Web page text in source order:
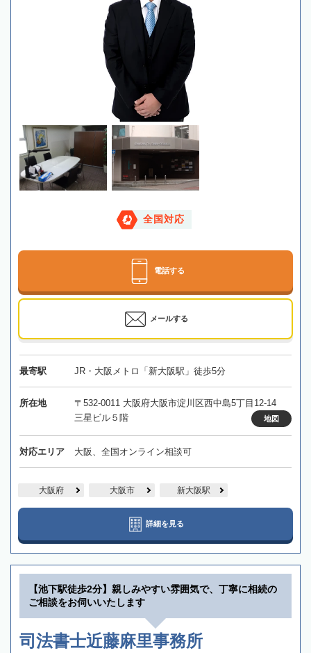
全国対応
電話する
メールする
最寄駅 JR・大阪メトロ「新大阪駅」徒歩5分
所在地
〒532-0011 大阪府大阪市淀川区西中島5丁目12-14
三星ビル５階
地図
対応エリア 大阪、全国オンライン相談可
大阪府 大阪市 新大阪駅
詳細を見る
【池下駅徒歩2分】親しみやすい雰囲気で、丁寧に相続の
ご相談をお伺いいたします
司法書士近藤麻里事務所